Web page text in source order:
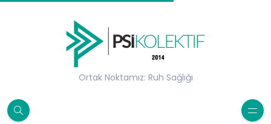
Ortak Noktamız: Ruh Sağlığı